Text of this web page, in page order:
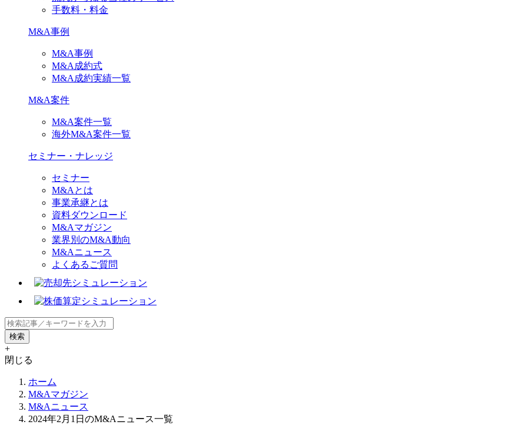
手数料・料金
M&A事例
M&A事例
M&A成約式
M&A成約実績一覧
M&A案件
M&A案件一覧
海外M&A案件一覧
セミナー・ナレッジ
セミナー
M&Aとは
事業承継とは
資料ダウンロード
M&Aマガジン
業界別のM&A動向
M&Aニュース
よくあるご質問
+
閉じる
ホーム
M&Aマガジン
M&Aニュース
2024年2月1日のM&Aニュース一覧